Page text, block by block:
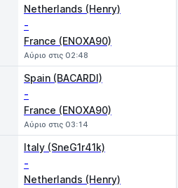
Netherlands (Henry)
-
France (ENOXA90)
Αύριο στις 02:48
Spain (BACARDI)
-
France (ENOXA90)
Αύριο στις 03:14
Italy (SneG1r41k)
-
Netherlands (Henry)